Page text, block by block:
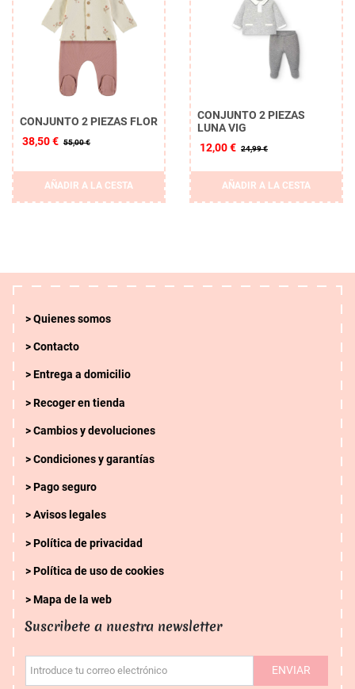
CONJUNTO 2 PIEZAS FLOR
38,50 € 55,00 €
AÑADIR A LA CESTA
CONJUNTO 2 PIEZAS
LUNA VIG
12,00 € 24,99 €
AÑADIR A LA CESTA
Quienes somos
Contacto
Entrega a domicilio
Recoger en tienda
Cambios y devoluciones
Condiciones y garantías
Pago seguro
Avisos legales
Política de privacidad
Política de uso de cookies
Mapa de la web
Suscribete a nuestra newsletter
Introduce tu correo electrónico ENVIAR